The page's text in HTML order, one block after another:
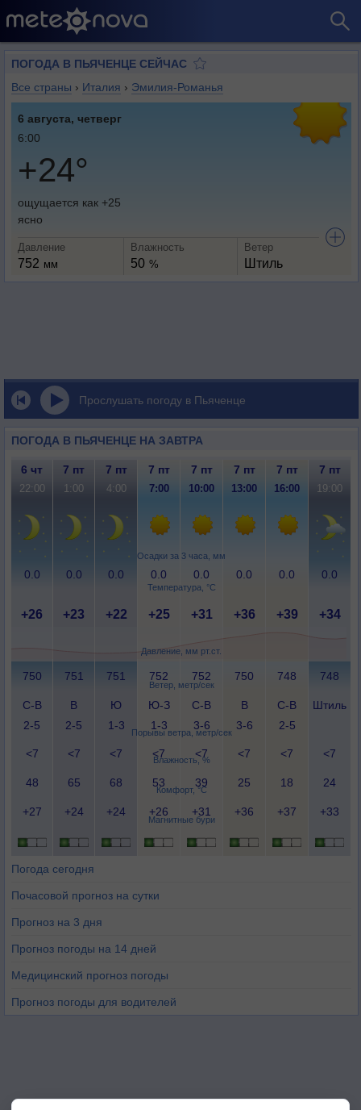
ПОГОДА В ПЬЯЧЕНЦЕ СЕЙЧАС
Все страны › Италия › Эмилия-Романья
6 августа, четверг
6:00
+24°
ощущается как +25
ясно
Давление
752 мм
Влажность
50 %
Ветер
Штиль
Прослушать погоду в Пьяченце
ПОГОДА В ПЬЯЧЕНЦЕ НА ЗАВТРА
Осадки за 3 часа, мм
Температура, °C
Давление, мм рт.ст.
Ветер, метр/сек
Порывы ветра, метр/сек
Влажность, %
Комфорт, °C
Магнитные бури
6 чт 7 пт 7 пт 7 пт 7 пт 7 пт 7 пт 7 пт
22:00 1:00 4:00 7:00 10:00 13:00 16:00 19:00
0.0 0.0 0.0 0.0 0.0 0.0 0.0 0.0
+26 +23 +22 +25 +31 +36 +39 +34
750 751 751 752 752 750 748 748
С-В
2-5
В
2-5
Ю
1-3
Ю-З
1-3
С-В
3-6
В
3-6
С-В
2-5
Штиль
<7 <7 <7 <7 <7 <7 <7 <7
48 65 68 53 39 25 18 24
+27 +24 +24 +26 +31 +36 +37 +33
Погода сегодня
Почасовой прогноз на сутки
Прогноз на 3 дня
Прогноз погоды на 14 дней
Медицинский прогноз погоды
Прогноз погоды для водителей